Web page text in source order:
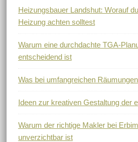
Heizungsbauer Landshut: Worauf
Heizung achten solltest
Warum eine durchdachte TGA-
entscheidend ist
Was bei umfangreichen
Ideen zur kreativen Gestaltung der
Warum der richtige Makler bei
unverzichtbar ist